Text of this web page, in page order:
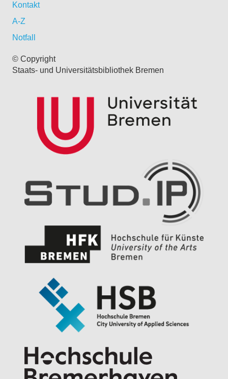
Kontakt
A-Z
Notfall
© Copyright
Staats- und Universitätsbibliothek Bremen